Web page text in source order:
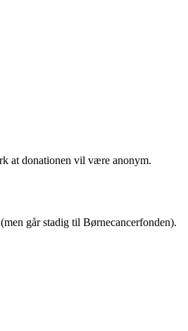
at donationen vil være anonym.
går stadig til Børnecancerfonden).